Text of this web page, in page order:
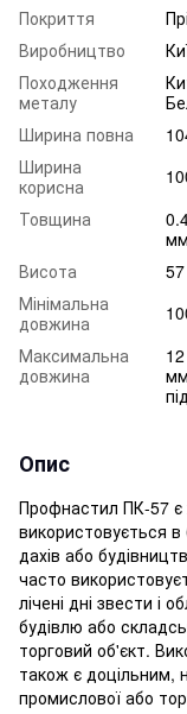
Покриття
Виробництво
Походження
металу
Ширина повна
Ширина
корисна
Товщина
Висота
Мінімальна
довжина
Максимальна
довжина
Опис
Профнастил ПК-57
використовується в
дахів або
часто
лічені дні звести і
будівлю або
торговий об'єкт.
також є доцільним,
промислової або